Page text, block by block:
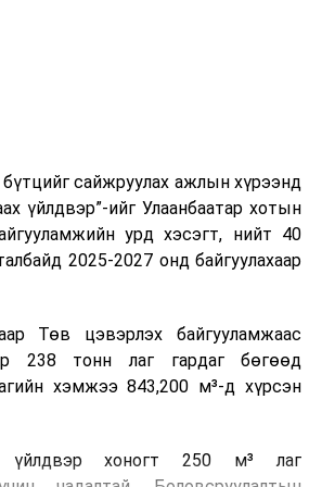
бэлэн байдлыг хангах зэрэг
сургалтын хөтөлбөрт тусгажээ.
лекц, асуулт-хариулт,
сургалт, багаар ажиллах дасгал,
нөхцөлд ажиллах дадлага зэрэг
хэлбэрээр зохион байгуулж
Үндэсний хорооны Ажлын алба,
сайжруулах ажлын хүрээнд
үйлдвэр”-ийг Улаанбаатар хотын
урд хэсэгт, нийт 40
2025-2027 онд байгуулахаар
Төв цэвэрлэх байгууламжаас
238 тонн лаг гардаг бөгөөд
хэмжээ 843,200 м³-д хүрсэн
үйлдвэр хоногт 250 м³ лаг